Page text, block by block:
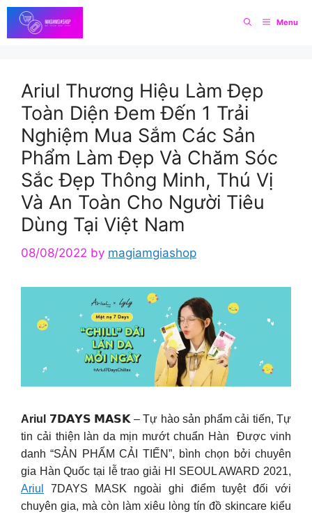
Skip
to
content
Menu
Ariul Thương Hiệu Làm Đẹp
Toàn Diện Đem Đến 1 Trải
Nghiệm Mua Sắm Các Sản
Phẩm Làm Đẹp Và Chăm Sóc
Sắc Đẹp Thông Minh, Thú Vị
Và An Toàn Cho Người Tiêu
Dùng Tại Việt Nam
08/08/2022 by magiamgiashop
Ariul 𝟳𝗗𝗔𝗬𝗦 𝗠𝗔𝗦𝗞 – Tự hào sản phẩm cải tiến, Tự
tin cải thiện làn da mịn mướt chuẩn Hàn ️ Được vinh
danh “SẢN PHẨM CẢI TIẾN”, bình chọn bởi chuyên
gia Hàn Quốc tại lễ trao giải HI SEOUL AWARD 2021,
Ariul
7DAYS MASK ngoài ghi điểm tuyệt đối với
chuyên gia, mà còn làm xiêu lòng tín đồ skincare kiểu